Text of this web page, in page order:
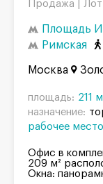
Продажа |
Площадь
Римская
Москва
площадь: 211
назначение:
рабочее место
Офис в
209 м²
Окна: